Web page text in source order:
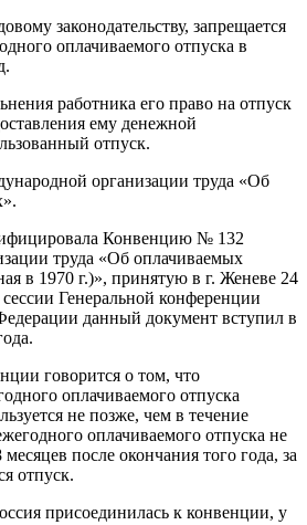
законодательству, запрещается
оплачиваемого отпуска в
работника его право на отпуск
ему денежной
отпуск.
организации труда «Об
Конвенцию № 132
труда «Об оплачиваемых
в 1970 г.)», принятую в г. Женеве 24
Генеральной конференции
данный документ вступил в
говорится о том, что
оплачиваемого отпуска
не позже, чем в течение
оплачиваемого отпуска не
после окончания того года, за
отпуск.
присоединилась к конвенции, у